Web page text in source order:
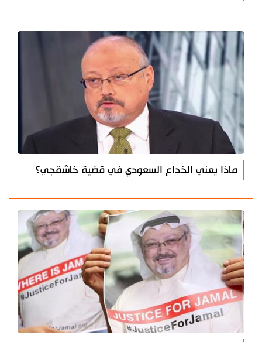
ماذا يعني الخداع السعودي في قضية خاشقجي؟